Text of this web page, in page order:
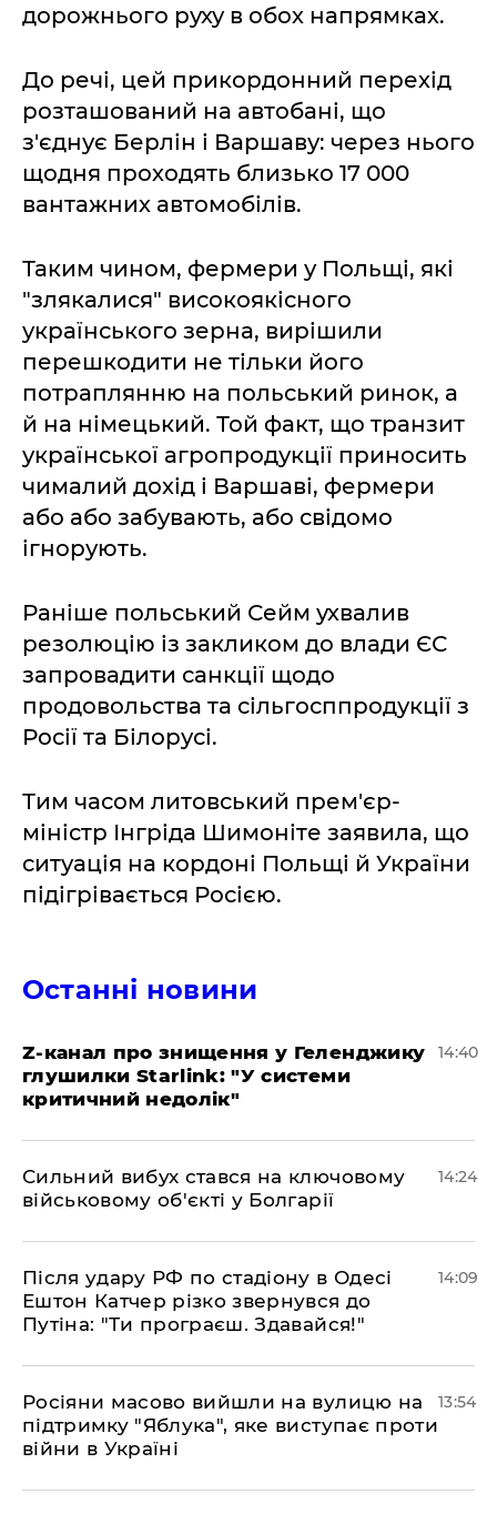
дорожнього руху в обох напрямках.
До речі, цей прикордонний перехід
розташований на автобані, що
з'єднує Берлін і Варшаву: через нього
щодня проходять близько 17 000
вантажних автомобілів.
Таким чином, фермери у Польщі, які
"злякалися" високоякісного
українського зерна, вирішили
перешкодити не тільки його
потраплянню на польський ринок, а
й на німецький. Той факт, що транзит
української агропродукції приносить
чималий дохід і Варшаві, фермери
або або забувають, або свідомо
ігнорують.
Раніше польський Сейм ухвалив
резолюцію із закликом до влади ЄС
запровадити санкції щодо
продовольства та сільгосппродукції з
Росії та Білорусі.
Тим часом литовський прем'єр-
міністр Інгріда Шимоніте заявила, що
ситуація на кордоні Польщі й України
підігрівається Росією.
Останні новини
Z-канал про знищення у Геленджику
глушилки Starlink: "У системи
критичний недолік"
14:40
Сильний вибух стався на ключовому
військовому об'єкті у Болгарії
14:24
Після удару РФ по стадіону в Одесі
Ештон Катчер різко звернувся до
Путіна: "Ти програєш. Здавайся!"
14:09
Росіяни масово вийшли на вулицю на
підтримку "Яблука", яке виступає проти
війни в Україні
13:54